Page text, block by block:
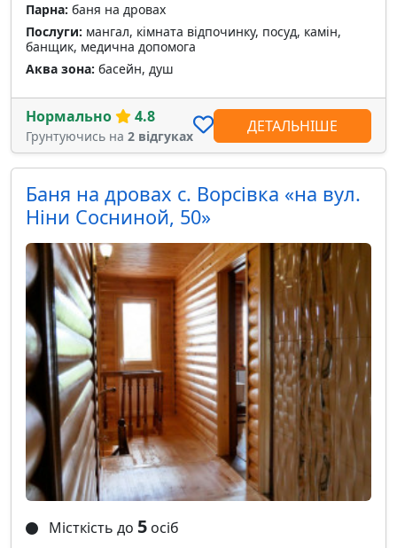
Парна: баня на дровах
Послуги: мангал, кімната відпочинку, посуд, камін,
банщик, медична допомога
Аква зона: басейн, душ
Нормально 4.8
Грунтуючись на 2 відгуках
ДЕТАЛЬНІШЕ
Баня на дровах с. Ворсівка «на вул.
Ніни Сосниной, 50»
Місткість до 5 осіб